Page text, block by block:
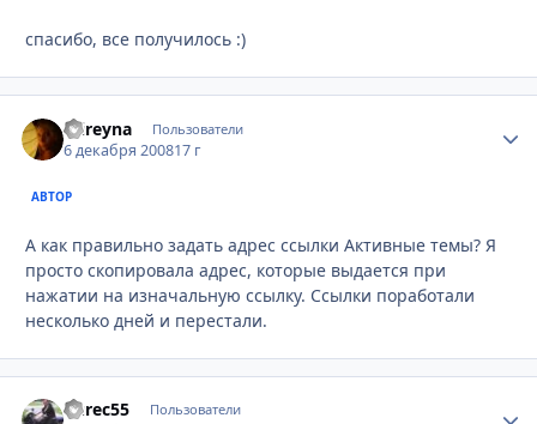
спасибо, все получилось :)
mireyna Пользователи
6 декабря 200817 г
АВТОР
А как правильно задать адрес ссылки Активные темы? Я
просто скопировала адрес, которые выдается при
нажатии на изначальную ссылку. Ссылки поработали
несколько дней и перестали.
Yurec55 Пользователи